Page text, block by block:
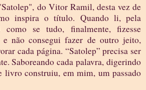
do Vitor Ramil, desta vez de
inspira o título. Quando li, pela
como se tudo, finalmente, fizesse
não consegui fazer de outro jeito,
cada página. “Satolep” precisa ser
Saboreando cada palavra, digerindo
livro construiu, em mim, um passado